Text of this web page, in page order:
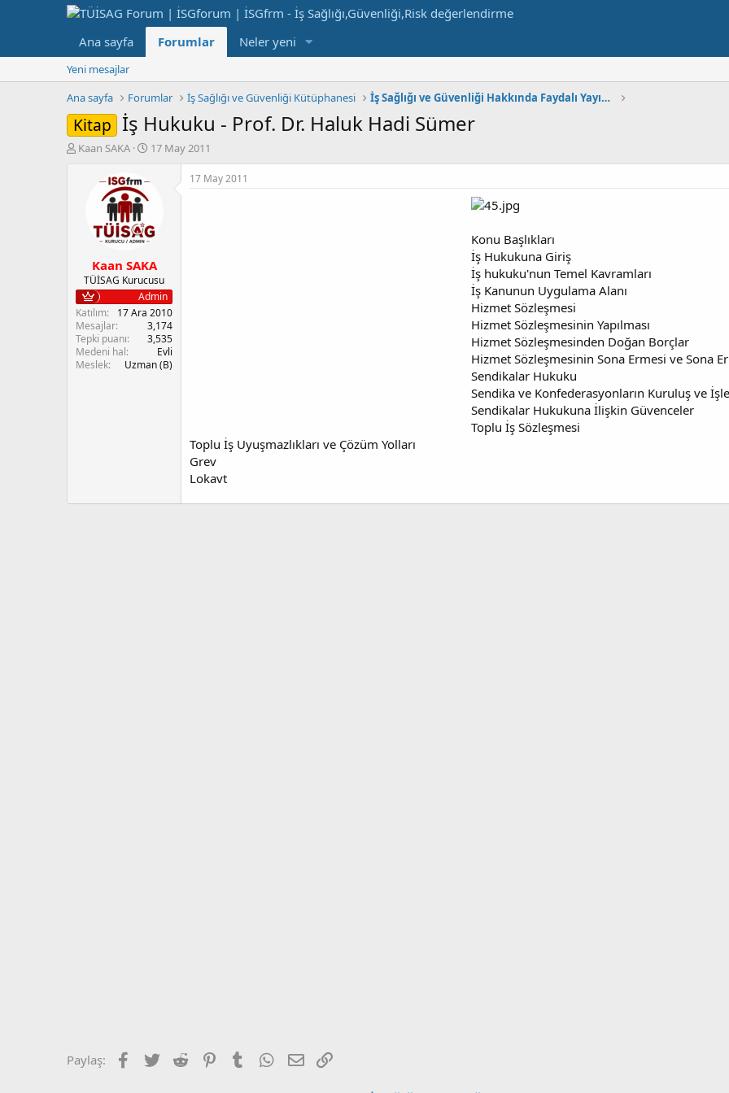
Ana sayfa Forumlar Neler yeni
Yeni mesajlar
Ana sayfa
Forumlar İş Sağlığı ve Güvenliği Kütüphanesi İş Sağlığı ve Güvenliği Hakkında Faydalı Yayınlar
Kitap İş Hukuku - Prof. Dr. Haluk Hadi Sümer
K
l
a
t
a
n
Kaan SAKA
B
g
ç
t
a
r
i
h
17 May 2011
Kaan SAKA
TÜİSAG Kurucusu
Admin
Katılım
17 Ara 2010
Mesajlar
3,174
Tepki puanı
3,535
Medeni hal
Evli
Meslek
Uzman (B)
17 May 2011
Konu Başlıkları
İş Hukukuna Giriş
İş hukuku'nun Temel Kavramları
İş Kanunun Uygulama Alanı
Hizmet Sözleşmesi
Hizmet Sözleşmesinin Yapılması
Hizmet Sözleşmesinden Doğan Borçlar
Hizmet Sözleşmesinin Sona Ermesi ve Sona
Sendikalar Hukuku
Sendika ve Konfederasyonların Kuruluş ve
Sendikalar Hukukuna İlişkin Güvenceler
Toplu İş Sözleşmesi
Toplu İş Uyuşmazlıkları ve Çözüm Yolları
Grev
Lokavt
Paylaş: Facebook
Twitter Reddit PinterestTumblr WhatsApp
E-posta